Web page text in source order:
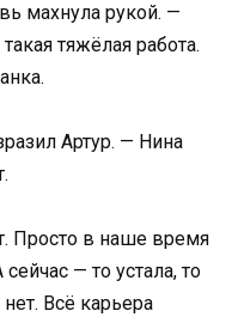
махнула рукой. —
тяжёлая работа.
Артур. — Нина
Просто в наше время
— то устала, то
Всё карьера